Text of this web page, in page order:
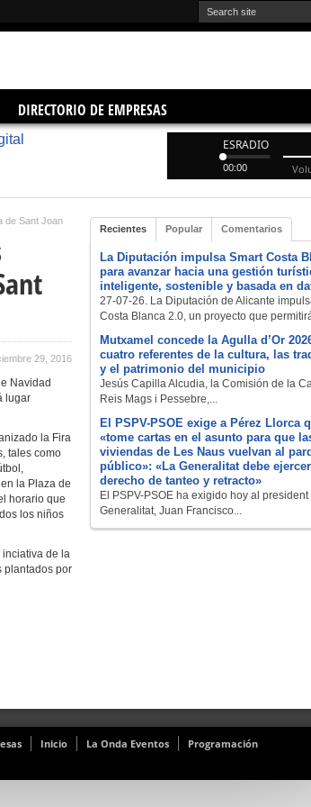
DIRECTORIO DE EMPRESAS
ESRADIO
00:00
de Sant Joan
29, 2016
Navidad
lugar
la Fira
tales como
la Plaza de
horario que
los niños
inciativa de la
plantados por
Recientes Popular Comentarios
La Diputación impulsa Smart Costa
para avanzar hacia una gestión
inteligente, sostenible y basada en
27-07-26. La Diputación de Alicante
Costa Blanca 2.0, un proyecto que
Mutxamel concede la Agulla d’Or
cuatro referentes de la cultura, las
y el patrimonio del municipio
Jesús Capilla Alcudia, la Comisión de la
Reis Mags i Pessebre,...
El PSPV-PSOE exige a Pérez Llorca
«tome cartas en el asunto para que
viviendas de Les Naus vuelvan al
público»: «La Generalitat debe ejercer
derecho de tanteo y retracto»
El PSPV-PSOE ha exigido hoy al
Generalitat, Juan Francisco...
Inicio La Onda Eventos Programación